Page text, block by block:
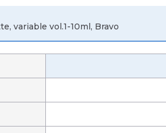
variable vol.1-10ml, Bravo